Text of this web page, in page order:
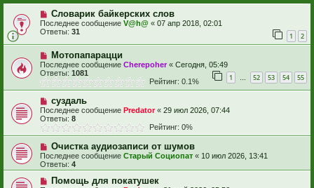
Словарик байкерских слов
Последнее сообщение V@h@ « 07 апр 2018, 02:01
Ответы: 31 1 2
Мотопапарацци
Последнее сообщение Cherepoher« Сегодня, 05:49
Ответы: 1081 1 … 52 53 54 55
Рейтинг: 0.1%
суздаль
Последнее сообщение Predator« 29 июл 2026, 07:44
Ответы: 8
Рейтинг: 0%
Очистка аудиозаписи от шумов
Последнее сообщение Старый Социопат « 10 июл 2026, 13:41
Ответы: 4
Помощь для покатушек